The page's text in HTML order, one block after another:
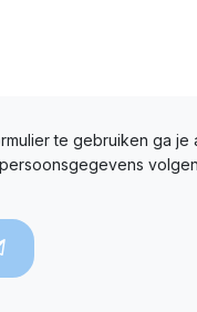
te gebruiken ga je